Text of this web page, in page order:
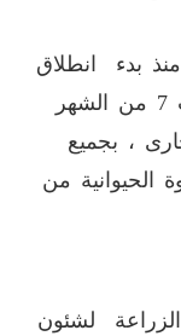
و904 رأس ، منذ بدء انطلاق
الحملة القومية للتحصين التى بدأت 7 من الشهر
الجارى ، بجميع
الحيوانية من
لشئون